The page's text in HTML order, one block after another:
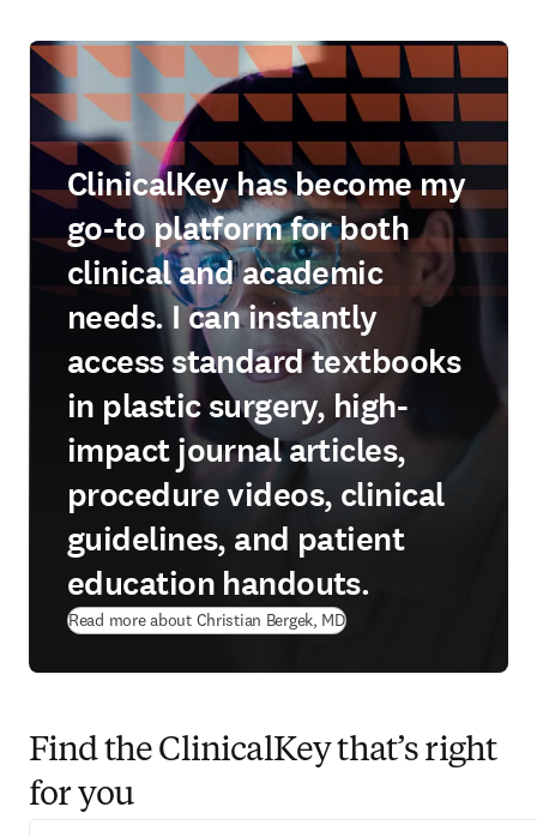
ClinicalKey has become my
go-to platform for both
clinical and academic
needs. I can instantly
access standard textbooks
in plastic surgery, high-
impact journal articles,
procedure videos, clinical
guidelines, and patient
education handouts.
Read more about Christian Bergek, MD
Find the ClinicalKey that’s right
for you